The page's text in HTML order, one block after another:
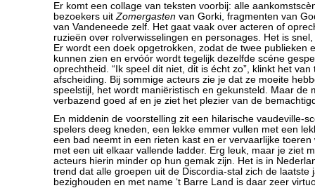
Er komt een collage van teksten voorbij: alle
bezoekers uitZomergasten van Gorki, fragmenten van
van Vandeneede zelf. Het gaat vaak over acteren of
ruzieën over rolverwisselingen en personages. Het is
Er wordt een doek opgetrokken, zodat de twee publieken
kunnen zien en ervóór wordt tegelijk dezelfde scéne
oprechtheid. “Ik speel dit niet, dit is écht zo”, klinkt het
afscheiding. Bij sommige acteurs zie je dat ze moeite
speelstijl, het wordt maniëristisch en gekunsteld. Maar de
verbazend goed af en je ziet het plezier van de
En middenin de voorstelling zit een hilarische vaudeville-
spelers deeg kneden, een lekke emmer vullen met een
een bad neemt in een rieten kast en er vervaarlijke toeren
met een uit elkaar vallende ladder. Erg leuk, maar je ziet
acteurs hierin minder op hun gemak zijn. Het is in
trend dat alle groepen uit de Discordia-stal zich de laatste
bezighouden en met name ‘t Barre Land is daar zeer